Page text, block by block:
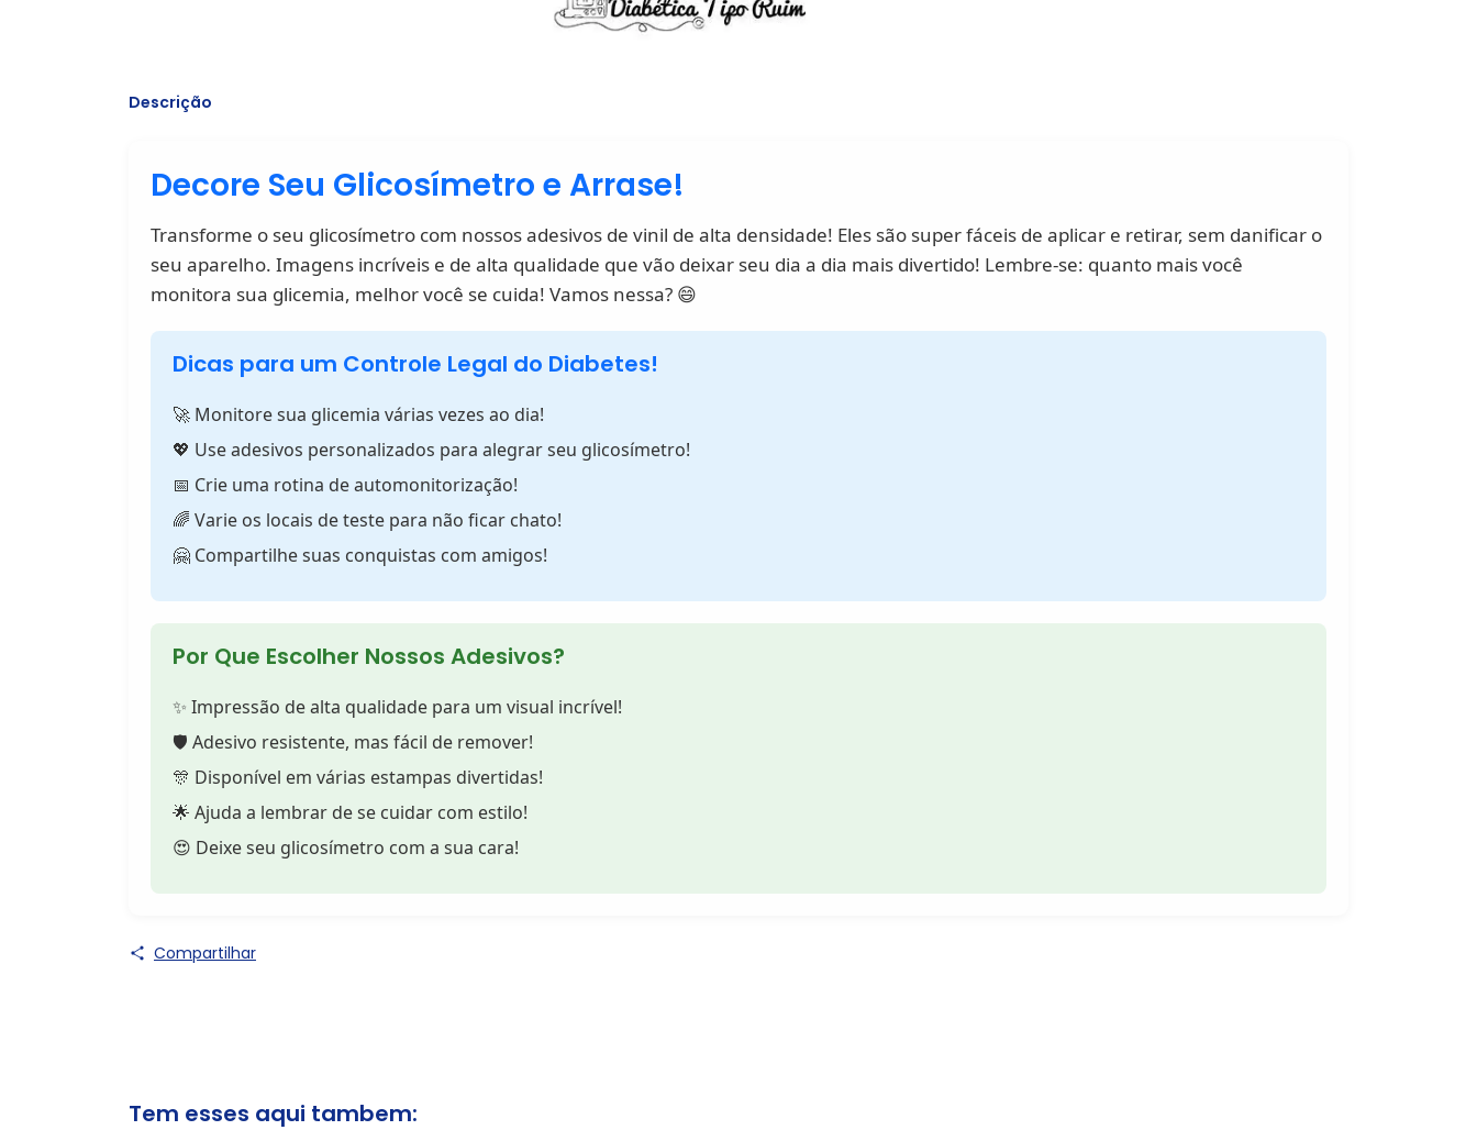
Descrição
Decore Seu Glicosímetro e Arrase!
Transforme o seu glicosímetro com nossos adesivos de vinil de alta densidade! Eles são super fáceis de aplicar e retirar, sem danificar o
seu aparelho. Imagens incríveis e de alta qualidade que vão deixar seu dia a dia mais divertido! Lembre-se: quanto mais você
monitora sua glicemia, melhor você se cuida! Vamos nessa? 😄
Dicas para um Controle Legal do Diabetes!
🚀 Monitore sua glicemia várias vezes ao dia!
💖 Use adesivos personalizados para alegrar seu glicosímetro!
📅 Crie uma rotina de automonitorização!
🌈 Varie os locais de teste para não ficar chato!
🤗 Compartilhe suas conquistas com amigos!
Por Que Escolher Nossos Adesivos?
✨ Impressão de alta qualidade para um visual incrível!
🛡️ Adesivo resistente, mas fácil de remover!
🎊 Disponível em várias estampas divertidas!
🌟 Ajuda a lembrar de se cuidar com estilo!
😍 Deixe seu glicosímetro com a sua cara!
Compartilhar
Tem esses aqui tambem: